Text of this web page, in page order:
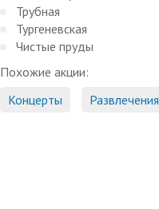
Трубная
Тургеневская
Чистые пруды
Похожие акции:
Концерты
Развлечения